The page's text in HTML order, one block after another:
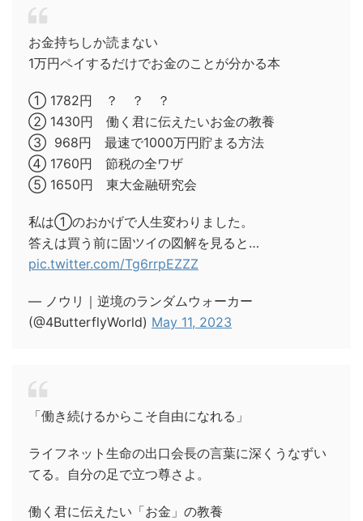
お金持ちしか読まない
1万円ペイするだけでお金のことが分かる本
① 1782円 ？ ？ ？
② 1430円 働く君に伝えたいお金の教養
③ 968円 最速で1000万円貯まる方法
④ 1760円 節税の全ワザ
⑤ 1650円 東大金融研究会
私は①のおかげで人生変わりました。
答えは買う前に固ツイの図解を見ると…
pic.twitter.com/Tg6rrpEZZZ
— ノウリ｜逆境のランダムウォーカー
(@4ButterflyWorld) May 11, 2023
「働き続けるからこそ自由になれる」
ライフネット生命の出口会長の言葉に深くうなずい
てる。自分の足で立つ尊さよ。
働く君に伝えたい「お金」の教養